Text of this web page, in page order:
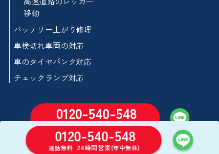
0120-540-548
通話無料 24時間営業(年中無休)
移動
バッテリー上がり修理
車検切れ車両の対応
車のタイヤパンク対応
チェックランプ対応
0120-540-548
通話無料 24時間営業(年中無休)
©2026 セーフティロードサービス